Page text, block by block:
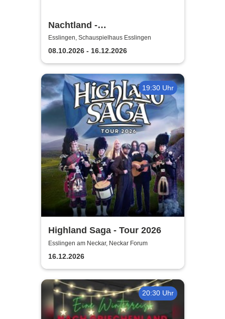
Nachtland -
Württembergische
Landesbühne Esslingen
Esslingen, Schauspielhaus Esslingen
08.10.2026 - 16.12.2026
19:30 Uhr
Highland Saga - Tour 2026
Esslingen am Neckar, Neckar Forum
16.12.2026
20:30 Uhr